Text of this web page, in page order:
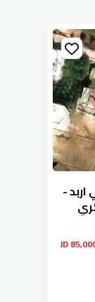
في اربد -
85,000